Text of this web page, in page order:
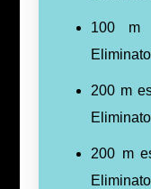
100 m
200 m
200 m